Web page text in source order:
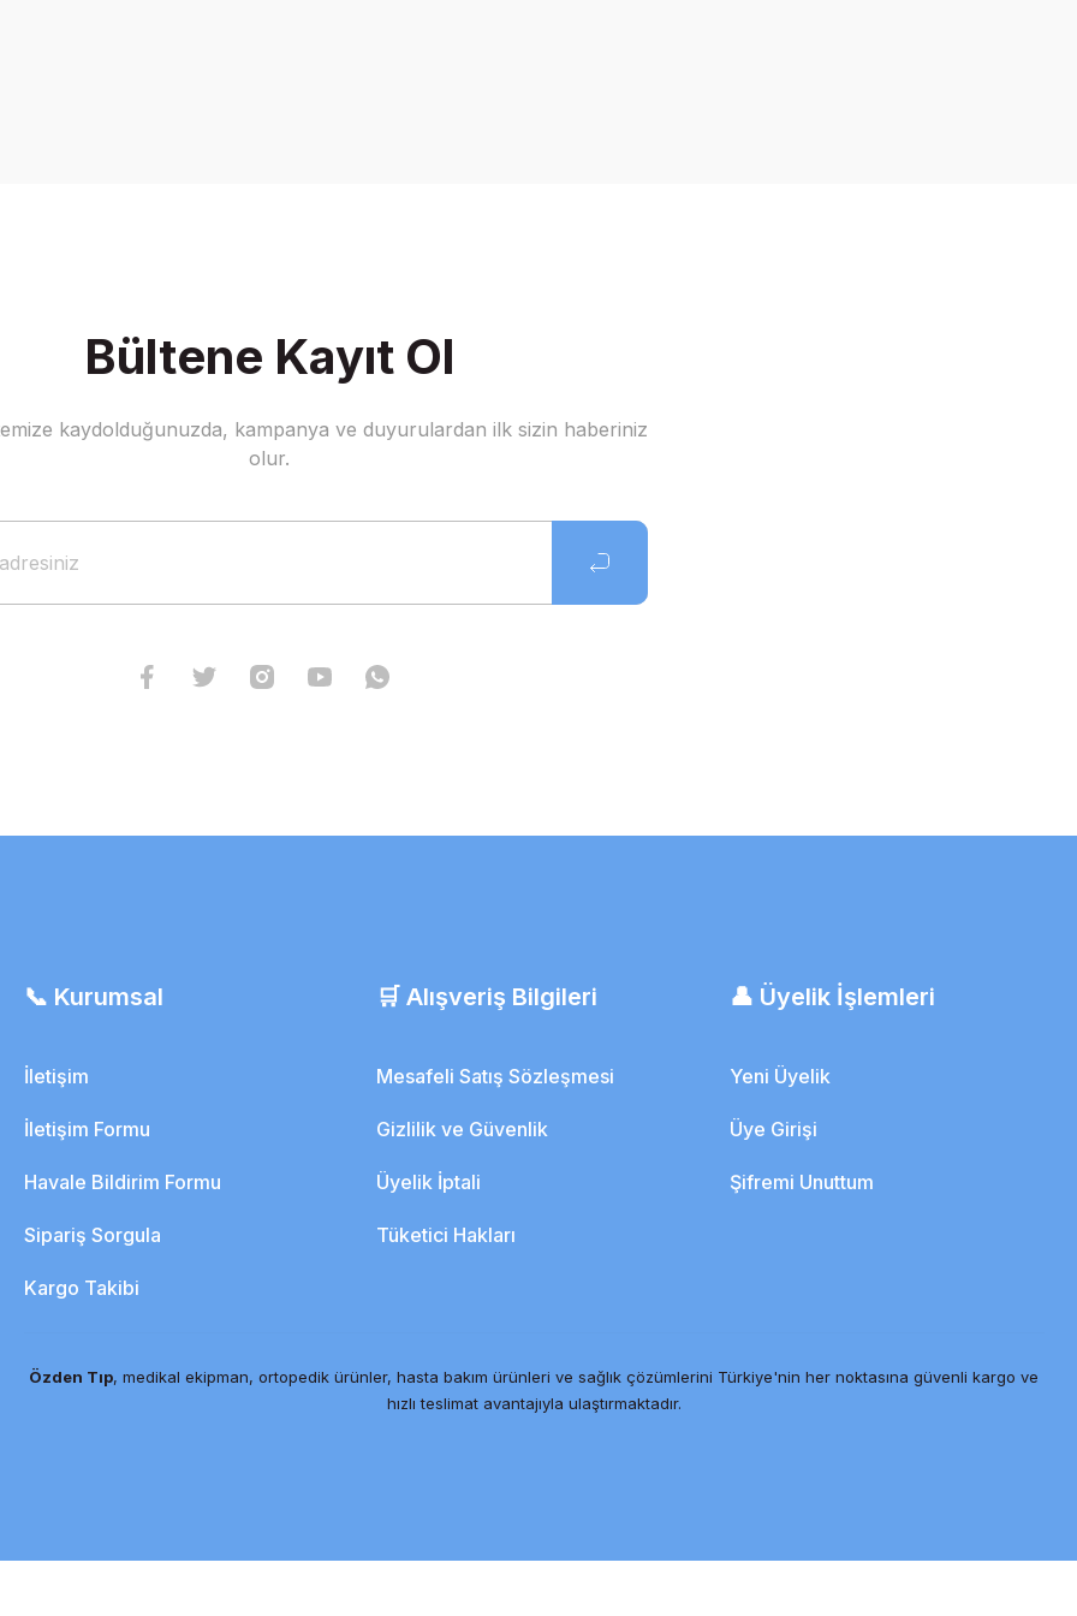
Bültene Kayıt Ol
kaydolduğunuzda, kampanya ve duyurulardan ilk sizin haberiniz
olur.
📞 Kurumsal
İletişim
İletişim Formu
Havale Bildirim Formu
Sipariş Sorgula
Kargo Takibi
🛒 Alışveriş Bilgileri
Mesafeli Satış Sözleşmesi
Gizlilik ve Güvenlik
Üyelik İptali
Tüketici Hakları
👤 Üyelik İşlemleri
Yeni Üyelik
Üye Girişi
Şifremi Unuttum
Özden Tıp, medikal ekipman, ortopedik ürünler, hasta bakım ürünleri ve sağlık çözümlerini Türkiye'nin her noktasına güvenli kargo ve
hızlı teslimat avantajıyla ulaştırmaktadır.